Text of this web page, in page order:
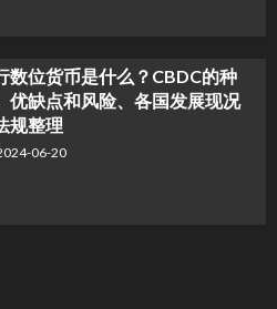
数位货币是什么？CBDC的种
优缺点和风险、各国发展现况
规整理
06-20